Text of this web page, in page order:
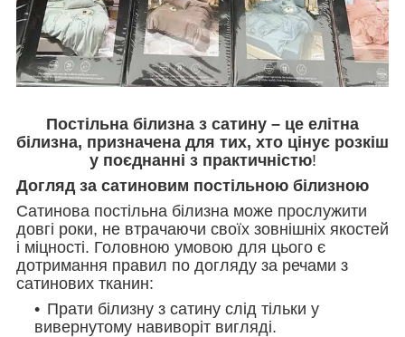
Постільна білизна з сатину – це елітна
білизна, призначена для тих, хто цінує розкіш
у поєднанні з практичністю!
Догляд за сатиновим постільною білизною
Сатинова постільна білизна може прослужити
довгі роки, не втрачаючи своїх зовнішніх якостей
і міцності. Головною умовою для цього є
дотримання правил по догляду за речами з
сатинових тканин:
Прати білизну з сатину слід тільки у
вивернутому навиворіт вигляді.